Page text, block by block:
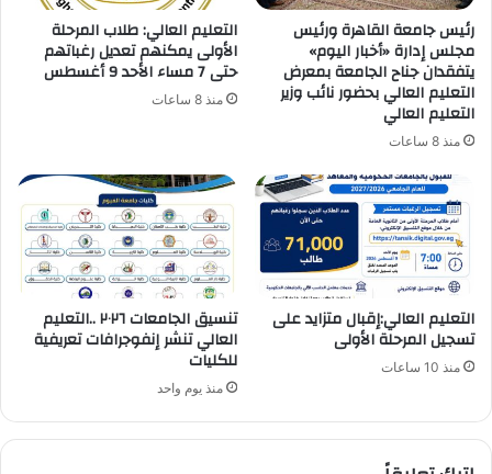
رئيس جامعة القاهرة ورئيس
مجلس إدارة «أخبار اليوم»
يتفقدان جناح الجامعة بمعرض
التعليم العالي بحضور نائب وزير
التعليم العالي
منذ 8 ساعات
التعليم العالي: طلاب المرحلة
الأولى يمكنهم تعديل رغباتهم
حتى 7 مساء الأحد 9 أغسطس
منذ 8 ساعات
التعليم العالي:إقبال متزايد على
تسجيل المرحلة الأولى
منذ 10 ساعات
تنسيق الجامعات ٢٠٢٦ ..التعليم
العالي تنشر إنفوجرافات تعريفية
للكليات
منذ يوم واحد